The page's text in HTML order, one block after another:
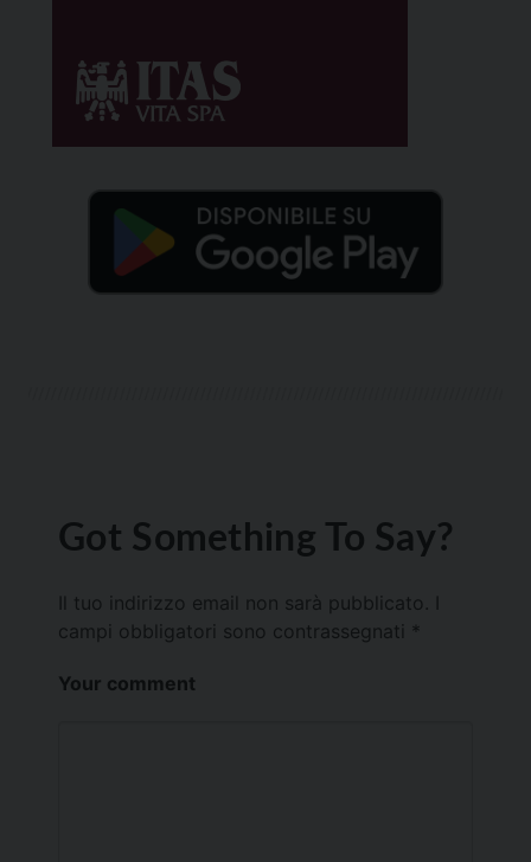
Got Something To Say?
Il tuo indirizzo email non sarà pubblicato.
campi obbligatori sono contrassegnati *
Your comment